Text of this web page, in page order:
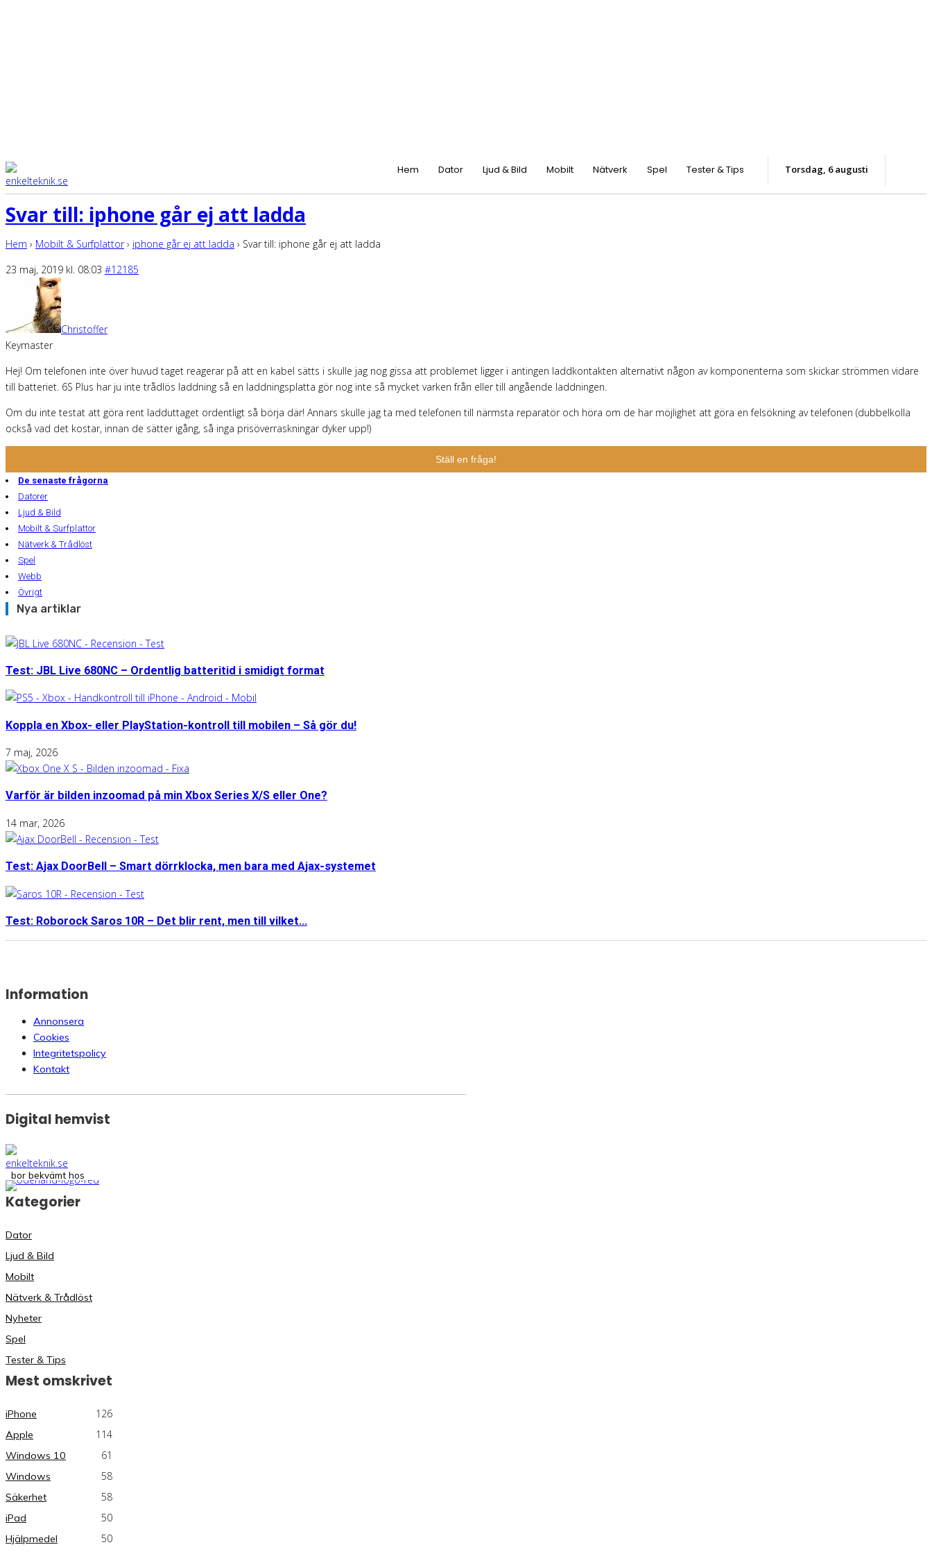
Hem Dator Ljud & Bild Mobilt Nätverk Spel Tester & Tips torsdag, 6 augusti
Svar till: iphone går ej att ladda
Hem › Mobilt & Surfplattor › iphone går ej att ladda › Svar till: iphone går ej att ladda
23 maj, 2019 kl. 08:03 #12185
Christoffer
Keymaster
Hej! Om telefonen inte över huvud taget reagerar på att en kabel sätts i skulle jag nog gissa att problemet ligger i antingen laddkontakten alternativt någon av komponenterna som skickar strömmen vidare
till batteriet. 6S Plus har ju inte trådlös laddning så en laddningsplatta gör nog inte så mycket varken från eller till angående laddningen.
Om du inte testat att göra rent ladduttaget ordentligt så börja där! Annars skulle jag ta med telefonen till närmsta reparatör och höra om de har möjlighet att göra en felsökning av telefonen (dubbelkolla
också vad det kostar, innan de sätter igång, så inga prisöverraskningar dyker upp!)
Ställ en fråga!
De senaste frågorna
Datorer
Ljud & Bild
Mobilt & Surfplattor
Nätverk & Trådlöst
Spel
Webb
Övrigt
Nya artiklar
Test: JBL Live 680NC – Ordentlig batteritid i smidigt format
Koppla en Xbox- eller PlayStation-kontroll till mobilen – Så gör du!
7 maj, 2026
Varför är bilden inzoomad på min Xbox Series X/S eller One?
14 mar, 2026
Test: Ajax DoorBell – Smart dörrklocka, men bara med Ajax-systemet
Test: Roborock Saros 10R – Det blir rent, men till vilket...
Information
Annonsera
Cookies
Integritetspolicy
Kontakt
Digital hemvist
bor bekvämt hos
Kategorier
Dator
Ljud & Bild
Mobilt
Nätverk & Trådlöst
Nyheter
Spel
Tester & Tips
Mest omskrivet
iPhone 126
Apple 114
Windows 10 61
Windows 58
Säkerhet 58
iPad 50
Hjälpmedel 50